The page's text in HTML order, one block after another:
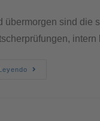
übermorgen sind die